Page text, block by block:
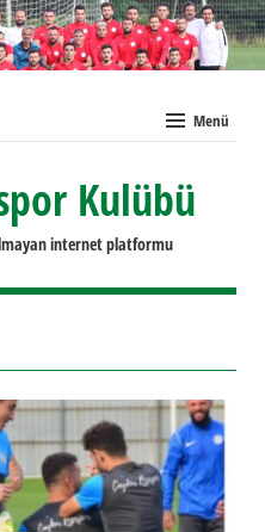
Menü
Kulübü
internet platformu